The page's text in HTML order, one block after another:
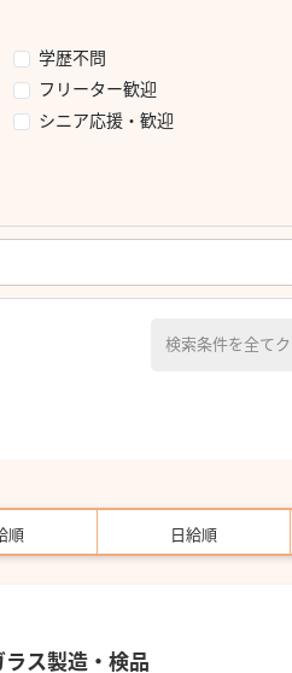
学歴不問
フリーター歓迎
シニア応援・歓迎
検索条件を全て
順 日給順
ス製造・検品